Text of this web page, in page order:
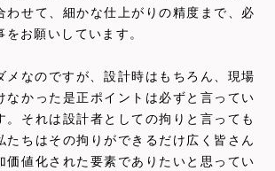
わせて、細かな仕上がりの精度まで、必
お願いしています。
メなのですが、設計時はもちろん、現場
なかった是正ポイントは必ずと言ってい
。それは設計者としての拘りと言っても
たちはその拘りができるだけ広く皆さん
価値化された要素でありたいと思ってい